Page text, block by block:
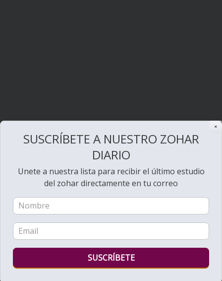
✕
SUSCRÍBETE A NUESTRO ZOHAR
DIARIO
Unete a nuestra lista para recibir el último estudio
del zohar directamente en tu correo